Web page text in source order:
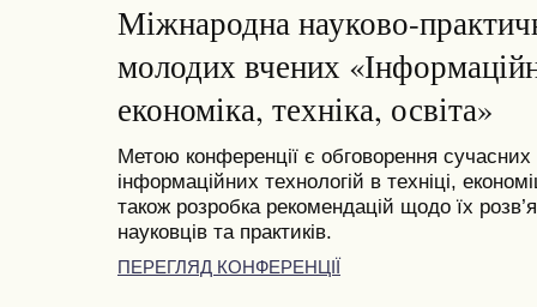
Міжнародна науково-
молодих вчених
економіка, техніка, освіта»
Метою конференції є обговорення
інформаційних технологій в техніці,
також розробка рекомендацій щодо їх
науковців та практиків.
ПЕРЕГЛЯД КОНФЕРЕНЦІЇ